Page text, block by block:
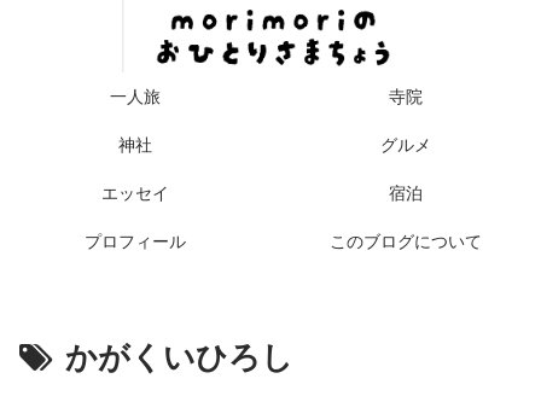
一人旅 寺院
神社 グルメ
エッセイ 宿泊
プロフィール このブログについて
かがくいひろし